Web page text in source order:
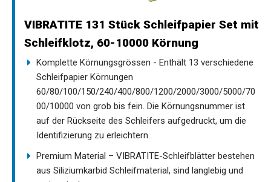
VIBRATITE 131 Stück Schleifpapier Set mit
Schleifklotz, 60-10000 Körnung
Komplette Körnungsgrössen - Enthält 13 verschiedene
Schleifpapier Körnungen
60/80/100/150/240/400/800/1200/2000/3000/5000/70
00/10000 von grob bis fein. Die Körnungsnummer ist
auf der Rückseite des Schleifers aufgedruckt, um die
Identifizierung zu erleichtern.
Premium Material – VIBRATITE-Schleifblätter bestehen
aus Siliziumkarbid Schleifmaterial, sind langlebig und